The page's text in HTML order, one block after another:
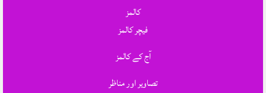
کالمز
فیچر کالمز
آج کے کالمز
تصاویر اور مناظر